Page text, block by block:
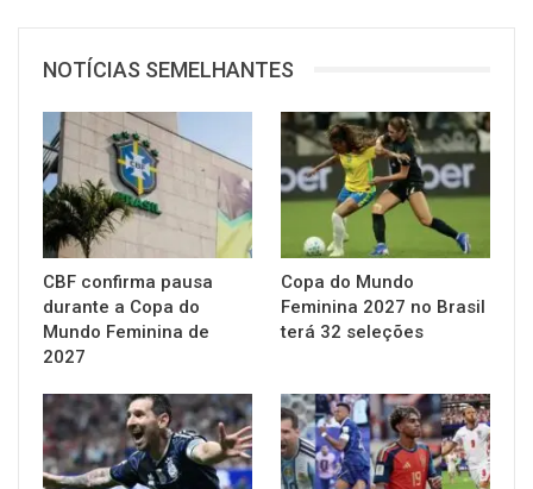
NOTÍCIAS SEMELHANTES
CBF confirma pausa
durante a Copa do
Mundo Feminina de
2027
Copa do Mundo
Feminina 2027 no Brasil
terá 32 seleções